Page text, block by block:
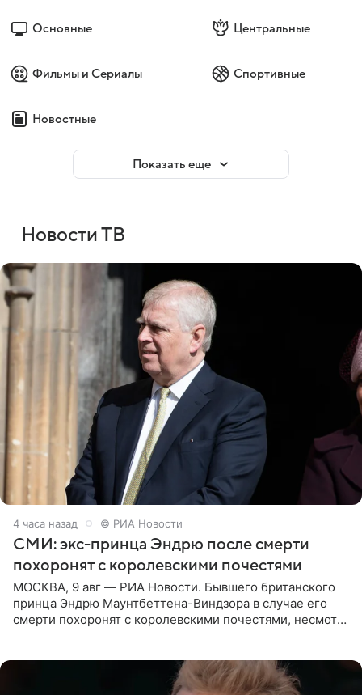
Основные Центральные
Фильмы и Сериалы Спортивные
Новостные
Показать еще
Новости ТВ
4 часа назад © РИА Новости
СМИ: экс-принца Эндрю после смерти
похоронят с королевскими почестями
МОСКВА, 9 авг — РИА Новости. Бывшего британского
принца Эндрю Маунтбеттена-Виндзора в случае его
смерти похоронят с королевскими почестями, несмотря